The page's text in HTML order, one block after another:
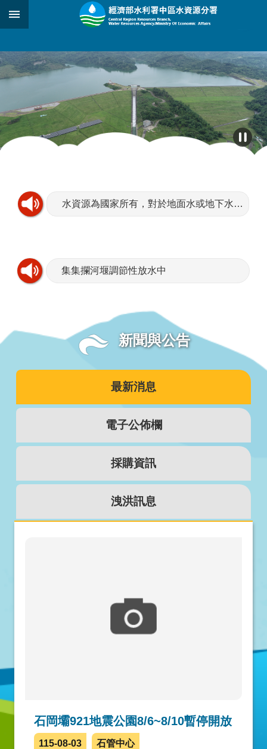
跳到主要內容區塊
:::
水資源為國家所有，對於地面水或地下水，取得使用或收益，應依法申請水權。
集集攔河堰調節性放水中
新聞與公告
最新消息
電子公佈欄
採購資訊
洩洪訊息
石岡壩921地震公園8/6~8/10暫停開放
115-08-03 石管中心